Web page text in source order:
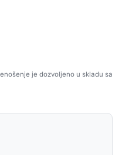
je dozvoljeno u skladu sa